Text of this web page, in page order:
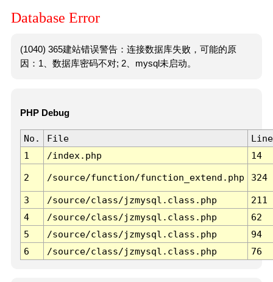
Database Error
(1040) 365建站错误警告：连接数据库失败，可能的原
因：1、数据库密码不对; 2、mysql未启动。
PHP Debug
No. File
Line
1
/index.php 14
2 /source/function/function_extend.php 324
3 /source/class/jzmysql.class.php
211
4
/source/class/jzmysql.class.php
62
5
/source/class/jzmysql.class.php
94
6
/source/class/jzmysql.class.php 76